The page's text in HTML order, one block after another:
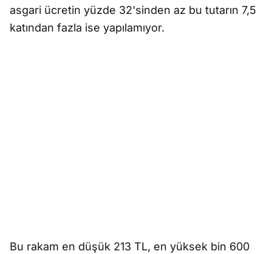
asgari ücretin yüzde 32'sinden az bu tutarın 7,5
katından fazla ise yapılamıyor.
Bu rakam en düşük 213 TL, en yüksek bin 600